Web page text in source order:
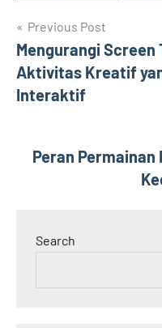
Post
navigation
Previous Post
Mengurangi Screen
Aktivitas Kreatif
Interaktif
Peran
Search